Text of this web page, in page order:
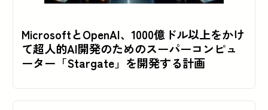
MicrosoftとOpenAI、1000億ドル以上をかけ
て超人的AI開発のためのスーパーコンピュ
ーター「Stargate」を開発する計画